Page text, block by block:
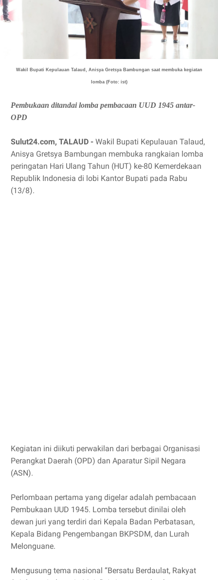
Wakil Bupati Kepulauan Talaud, Anisya Gretsya Bambungan saat membuka kegiatan
lomba (Foto: ist)
Pembukaan ditandai lomba pembacaan UUD 1945 antar-
OPD
Sulut24.com, TALAUD - Wakil Bupati Kepulauan Talaud,
Anisya Gretsya Bambungan membuka rangkaian lomba
peringatan Hari Ulang Tahun (HUT) ke-80 Kemerdekaan
Republik Indonesia di lobi Kantor Bupati pada Rabu
(13/8).
Kegiatan ini diikuti perwakilan dari berbagai Organisasi
Perangkat Daerah (OPD) dan Aparatur Sipil Negara
(ASN).
Perlombaan pertama yang digelar adalah pembacaan
Pembukaan UUD 1945. Lomba tersebut dinilai oleh
dewan juri yang terdiri dari Kepala Badan Perbatasan,
Kepala Bidang Pengembangan BKPSDM, dan Lurah
Melonguane.
Mengusung tema nasional “Bersatu Berdaulat, Rakyat